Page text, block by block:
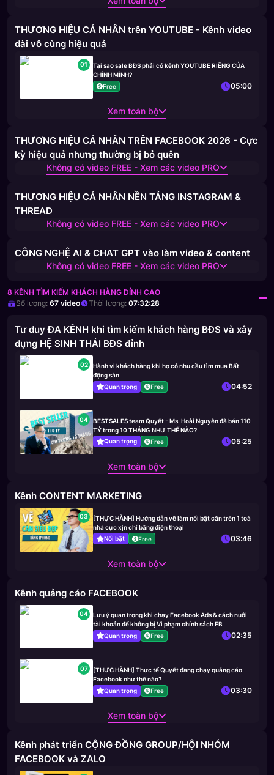
THƯƠNG HIỆU CÁ NHÂN trên YOUTUBE - Kênh video
dài vô cùng hiệu quả
01
Tại sao sale BĐS phải có kênh YOUTUBE RIÊNG CỦA
CHÍNH MÌNH?
Free
05:00
Xem toàn bộ
THƯƠNG HIỆU CÁ NHÂN TRÊN FACEBOOK 2026 - Cực
kỳ hiệu quả nhưng thường bị bỏ quên
Không có video FREE - Xem các video PRO
THƯƠNG HIỆU CÁ NHÂN NỀN TẢNG INSTAGRAM &
THREAD
Không có video FREE - Xem các video PRO
CÔNG NGHỆ AI & CHAT GPT vào làm video & content
Không có video FREE - Xem các video PRO
8 KÊNH TÌM KIẾM KHÁCH HÀNG ĐỈNH CAO
Số lượng: 67 video Thời lượng: 07:32:28
Tư duy ĐA KÊNH khi tìm kiếm khách hàng BĐS và xây
dựng HỆ SINH THÁI BĐS đỉnh
02
Hành vi khách hàng khi họ có nhu cầu tìm mua Bất
động sản
Quan trọng
Free 04:52
04
BESTSALES team Quyết - Ms. Hoài Nguyễn đã bán 110
TỶ trong 10 THÁNG NHƯ THẾ NÀO?
Quan trọng
Free 05:25
Xem toàn bộ
Kênh CONTENT MARKETING
03
[THỰC HÀNH] Hướng dẫn vẽ làm nổi bật căn trên 1 toà
nhà cực xịn chỉ bằng điện thoại
Nổi bật
Free 03:46
Xem toàn bộ
Kênh quảng cáo FACEBOOK
04
Lưu ý quan trọng khi chạy Facebook Ads & cách nuôi
tài khoản để không bị Vi phạm chính sách FB
Quan trọng
Free 02:35
07
[THỰC HÀNH] Thực tế Quyết đang chạy quảng cáo
Facebook như thế nào?
Quan trọng
Free 03:30
Xem toàn bộ
Kênh phát triển CỘNG ĐỒNG GROUP/HỘI NHÓM
FACEBOOK và ZALO